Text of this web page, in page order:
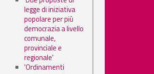
legge di iniziativa
popolare per più
democrazia a livello
comunale,
provinciale e
regionale'
'Ordinamenti